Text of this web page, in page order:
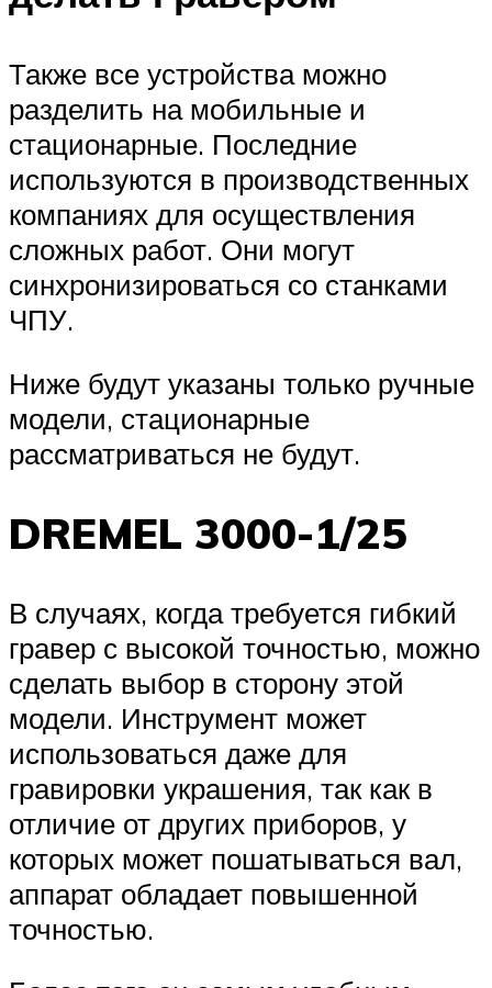
Также все устройства можно
разделить на мобильные и
стационарные. Последние
используются в производственных
компаниях для осуществления
сложных работ. Они могут
синхронизироваться со станками
ЧПУ.
Ниже будут указаны только ручные
модели, стационарные
рассматриваться не будут.
DREMEL 3000-1/25
В случаях, когда требуется гибкий
гравер с высокой точностью, можно
сделать выбор в сторону этой
модели. Инструмент может
использоваться даже для
гравировки украшения, так как в
отличие от других приборов, у
которых может пошатываться вал,
аппарат обладает повышенной
точностью.